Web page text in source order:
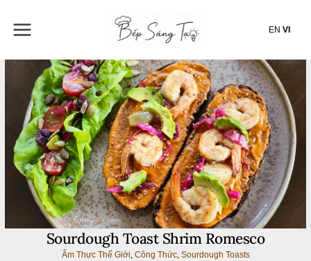
EN VI
Sourdough Toast Shrim Romesco
Ẩm Thực Thế Giới, Công Thức, Sourdough Toasts